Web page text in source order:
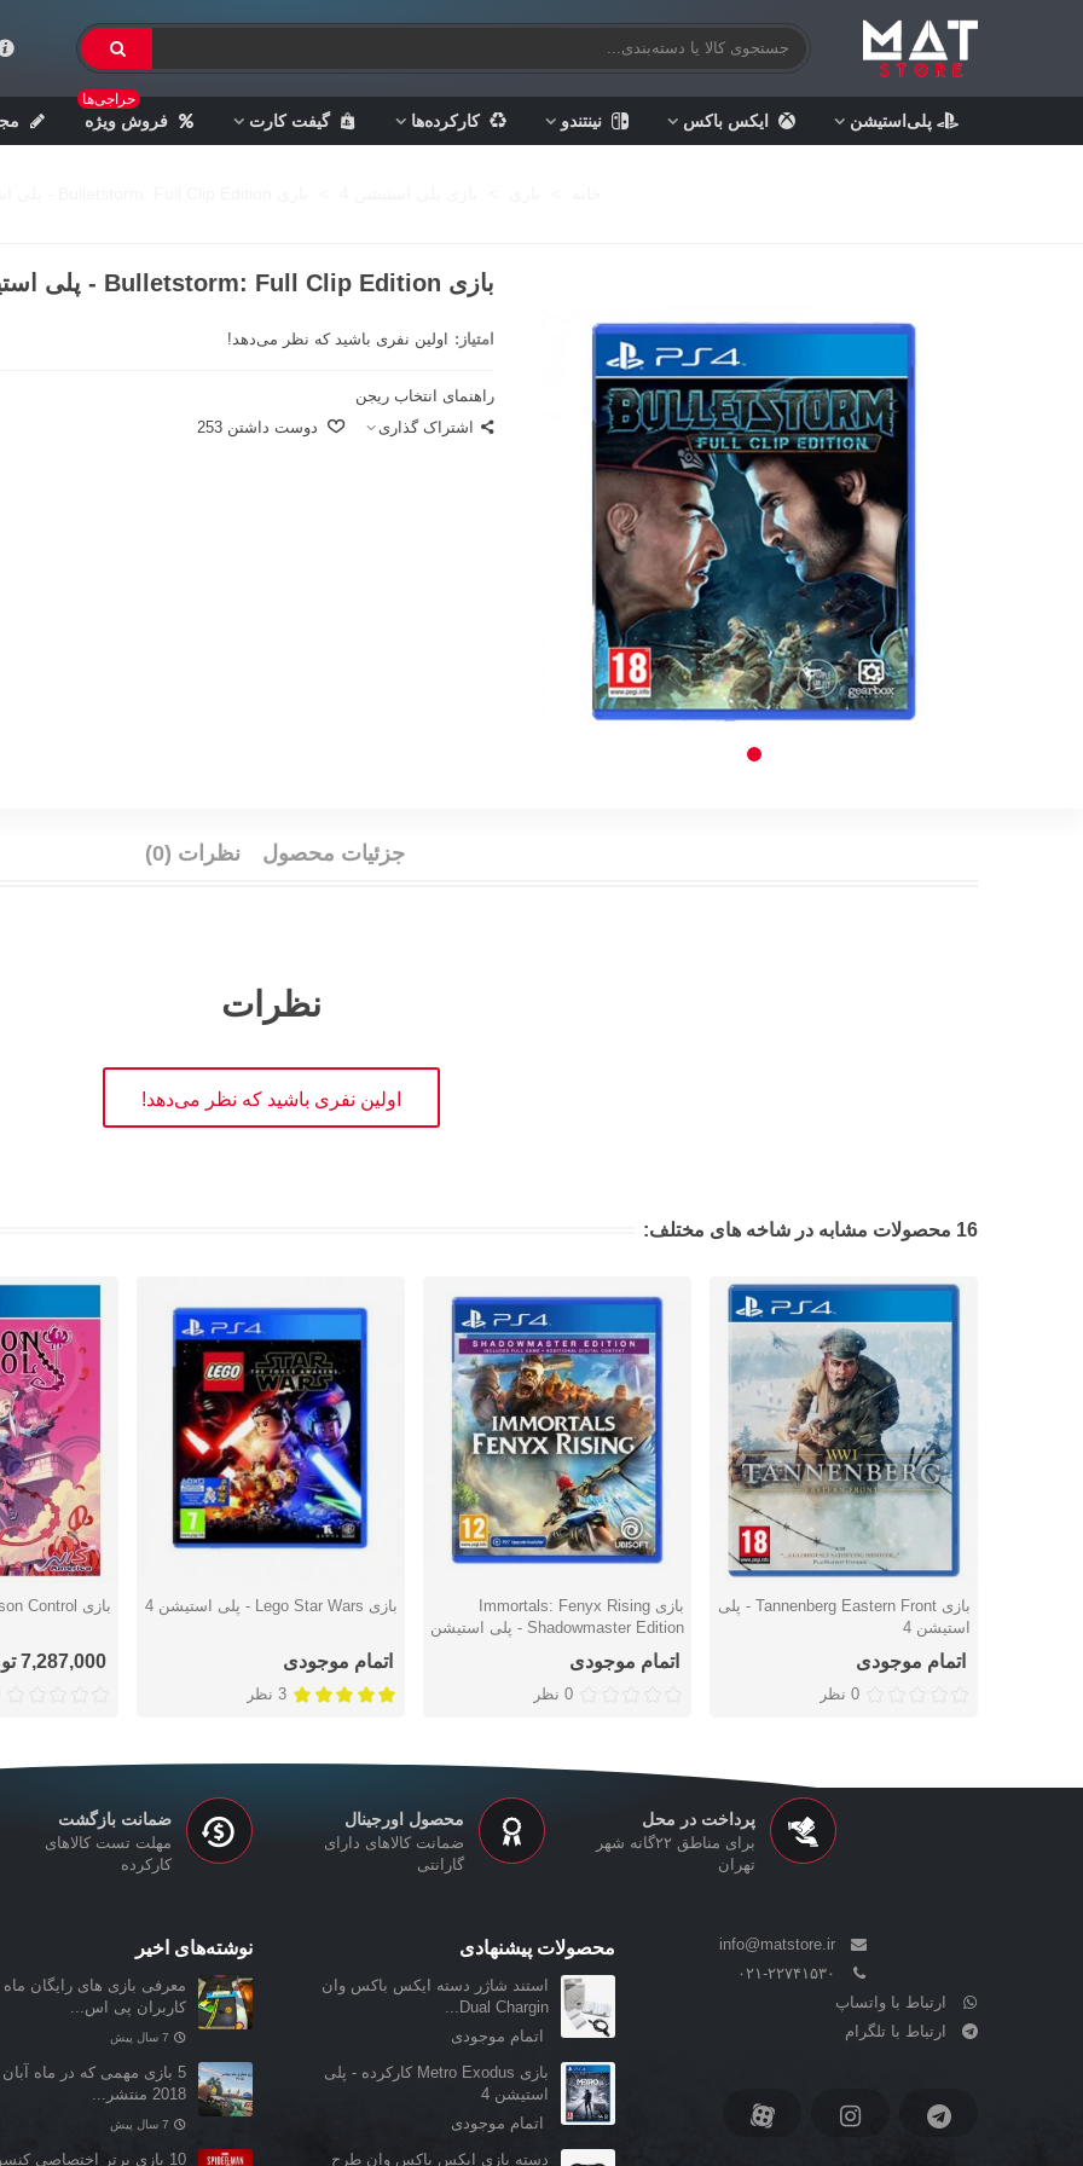
پلی‌استیشن ایکس باکس نینتندو کارکرده‌ها گیفت کارت فروش ویژه
حراجی‌ها
بازی Bulletstorm: Full Clip Edition - پلی استیشن 4
امتیاز: اولین نفری باشید که نظر می‌دهد!
راهنمای انتخاب ریجن
اشتراک گذاری
دوست داشتن 253
جزئیات محصول نظرات (0)
نظرات
اولین نفری باشید که نظر می‌دهد!
16 محصولات مشابه در شاخه های مختلف:
دوست داشتن
بازی Tannenberg Eastern Front - پلی
استیشن 4
اتمام موجودی
0 نظر
دوست داشتن
بازی Immortals: Fenyx Rising
Shadowmaster Edition - پلی استیشن
4
اتمام موجودی
0 نظر
دوست داشتن بازی Lego Star Wars - پلی استیشن 4
اتمام موجودی
3 نظر
دوست بازی Poison Control - پلی استیشن 4
7,287,000 تومان
پرداخت در محل
برای مناطق ۲۲گانه شهر
تهران
محصول اورجینال
ضمانت کالاهای دارای
گارانتی
ضمانت بازگشت
مهلت تست کالاهای
کارکرده
info@matstore.ir
۰۲۱-۲۲۷۴۱۵۳۰
ارتباط با واتساپ
ارتباط با تلگرام
محصولات پیشنهادی
استند شاژر دسته ایکس باکس وان
Dual Chargin...
اتمام موجودی
بازی Metro Exodus کارکرده - پلی
استیشن 4
اتمام موجودی
دسته بازی ایکس باکس وان طرح
نوشته‌های اخیر
معرفی بازی‌ های رایگان ماه
کاربران پی اس...
7 سال پیش
5 بازی مهمی که در ماه آبان
2018 منتشر...
7 سال پیش
10 بازی برتر اختصاصی